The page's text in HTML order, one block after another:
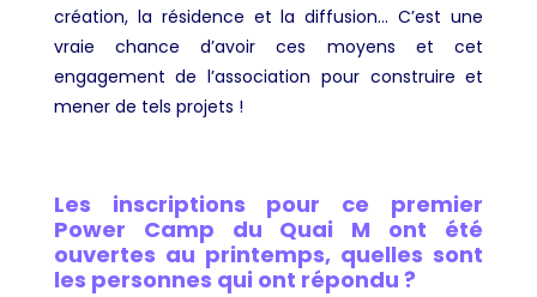
création, la résidence et la diffusion… C’est une
vraie chance d’avoir ces moyens et cet
engagement de l’association pour construire et
mener de tels projets !
Les inscriptions pour ce premier
Power Camp du Quai M ont été
ouvertes au printemps, quelles sont
les personnes qui ont répondu ?